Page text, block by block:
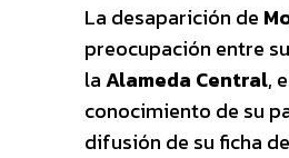
La desaparición de
preocupación entre
laAlameda Central,
conocimiento de su
difusión de su ficha